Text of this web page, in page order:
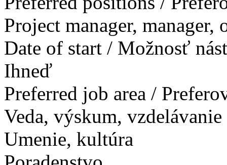
Project manager, manager,
Date of start / Možnosť
Ihneď
Preferred job area /
Veda, výskum, vzdelávanie
Umenie, kultúra